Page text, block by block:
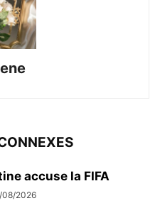
accuse la FIFA
2026